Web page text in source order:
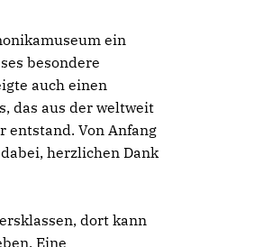
ein
besondere
auch einen
das aus der weltweit
entstand. Von Anfang
herzlichen Dank
dort kann
Eine